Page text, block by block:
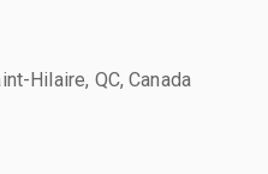
Hilaire, QC, Canada